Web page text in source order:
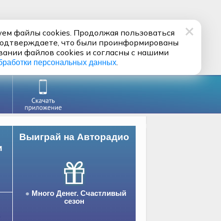
Выиграй на Авторадио
Много Денег. Счастливый
сезон
файлы cookies. Продолжая пользоваться
что были проинформированы
файлов cookies и согласны с нашими
персональных данных.